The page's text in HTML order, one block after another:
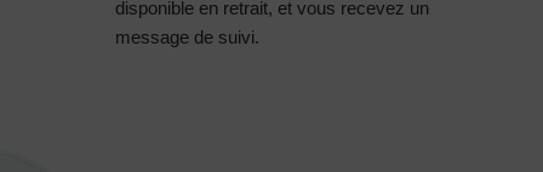
disponible en retrait, et vous recevez un
message de suivi.